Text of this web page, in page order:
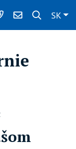
6588281
SK